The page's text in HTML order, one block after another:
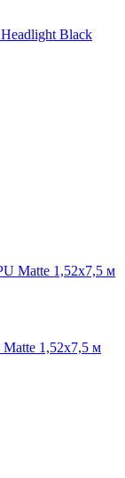
Black
1,52х7,5 м